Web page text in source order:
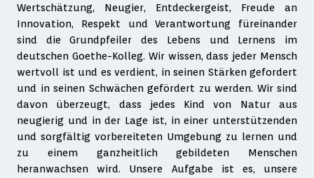
Wertschätzung, Neugier, Entdeckergeist, Freude an
Innovation, Respekt und Verantwortung füreinander
sind die Grundpfeiler des Lebens und Lernens im
deutschen Goethe-Kolleg. Wir wissen, dass jeder Mensch
wertvoll ist und es verdient, in seinen Stärken gefordert
und in seinen Schwächen gefördert zu werden. Wir sind
davon überzeugt, dass jedes Kind von Natur aus
neugierig und in der Lage ist, in einer unterstützenden
und sorgfältig vorbereiteten Umgebung zu lernen und
zu einem ganzheitlich gebildeten Menschen
heranwachsen wird. Unsere Aufgabe ist es, unsere